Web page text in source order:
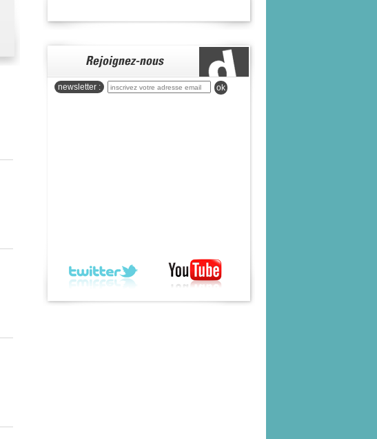
newsletter : ok